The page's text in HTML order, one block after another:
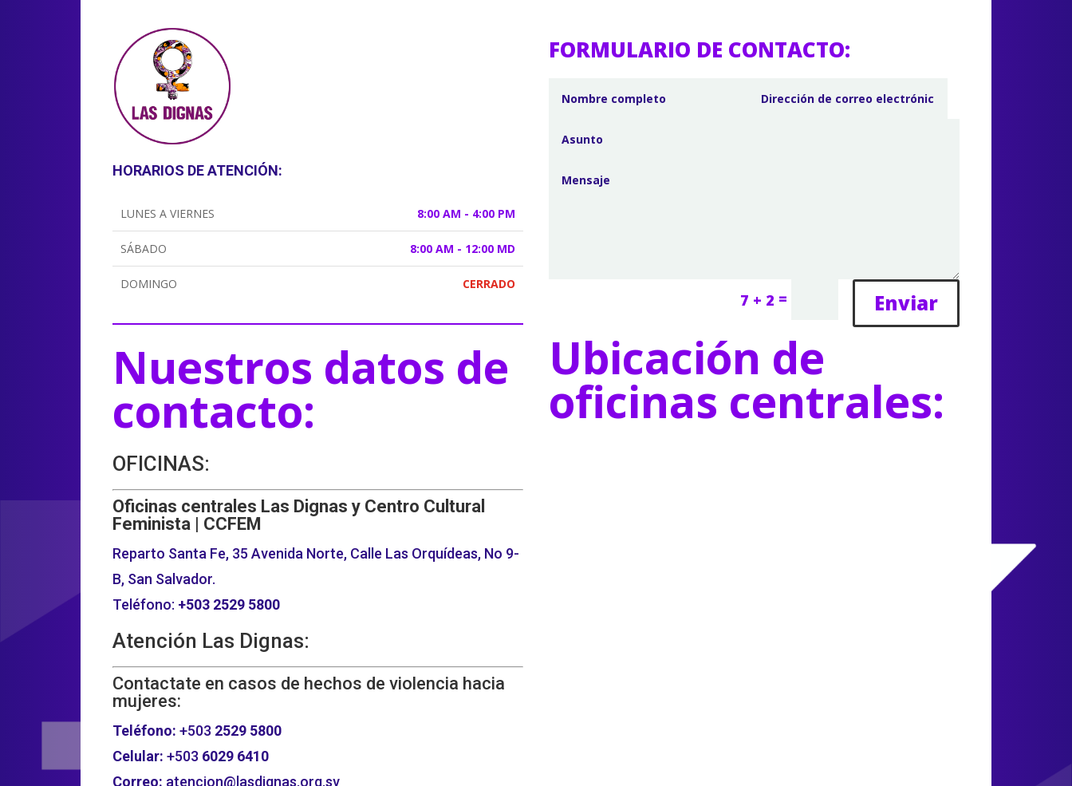
HORARIOS DE ATENCIÓN:
LUNES A VIERNES 8:00 AM - 4:00 PM
SÁBADO 8:00 AM - 12:00 MD
DOMINGO CERRADO
Nuestros datos de
contacto:
OFICINAS:
Oficinas centrales Las Dignas y Centro Cultural
Feminista | CCFEM
Reparto Santa Fe, 35 Avenida Norte, Calle Las Orquídeas, No 9-
B, San Salvador.
Teléfono: +503 2529 5800
Atención Las Dignas:
Contactate en casos de hechos de violencia hacia
mujeres:
Teléfono: +503 2529 5800
Celular: +503 6029 6410
Correo: atencion@lasdignas.org.sv
FORMULARIO DE CONTACTO:
7 + 2 = Enviar
Ubicación de
oficinas centrales: